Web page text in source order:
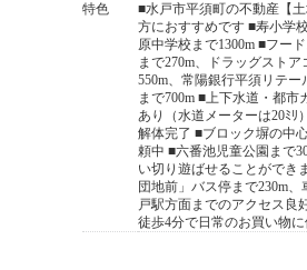
特色
■水戸市平須町の不動産【
方におすすめです ■寿小学
原中学校まで1300m ■フー
まで270m、ドラッグスト
550m、常陽銀行平須リテー
まで700m ■上下水道・都市
あり（水道メーターは20ﾐﾘ
解体完了 ■ブロック塀の中
頼中 ■六番池児童公園まで
い切り遊ばせることができ
団地前」バス停まで230m
戸駅方面までのアクセス良
徒歩4分で日常のお買い物に